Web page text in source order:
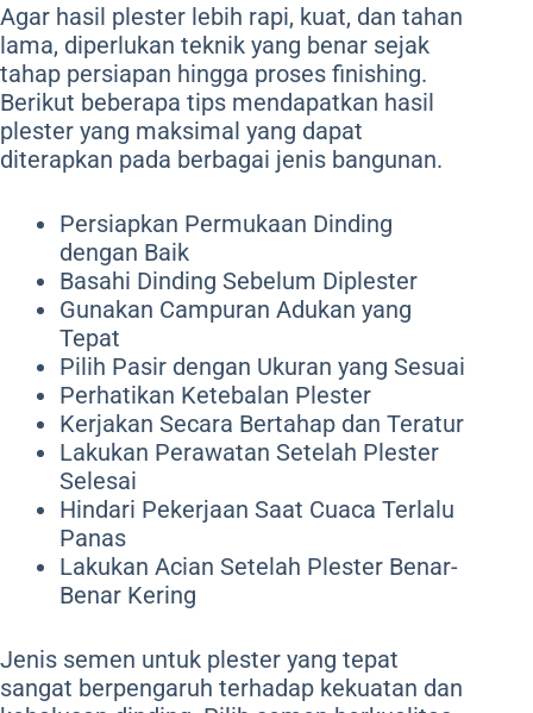
Agar hasil plester lebih rapi, kuat, dan tahan
lama, diperlukan teknik yang benar sejak
tahap persiapan hingga proses finishing.
Berikut beberapa tips mendapatkan hasil
plester yang maksimal yang dapat
diterapkan pada berbagai jenis bangunan.
Persiapkan Permukaan Dinding
dengan Baik
Basahi Dinding Sebelum Diplester
Gunakan Campuran Adukan yang
Tepat
Pilih Pasir dengan Ukuran yang Sesuai
Perhatikan Ketebalan Plester
Kerjakan Secara Bertahap dan Teratur
Lakukan Perawatan Setelah Plester
Selesai
Hindari Pekerjaan Saat Cuaca Terlalu
Panas
Lakukan Acian Setelah Plester Benar-
Benar Kering
Jenis semen untuk plester yang tepat
sangat berpengaruh terhadap kekuatan dan